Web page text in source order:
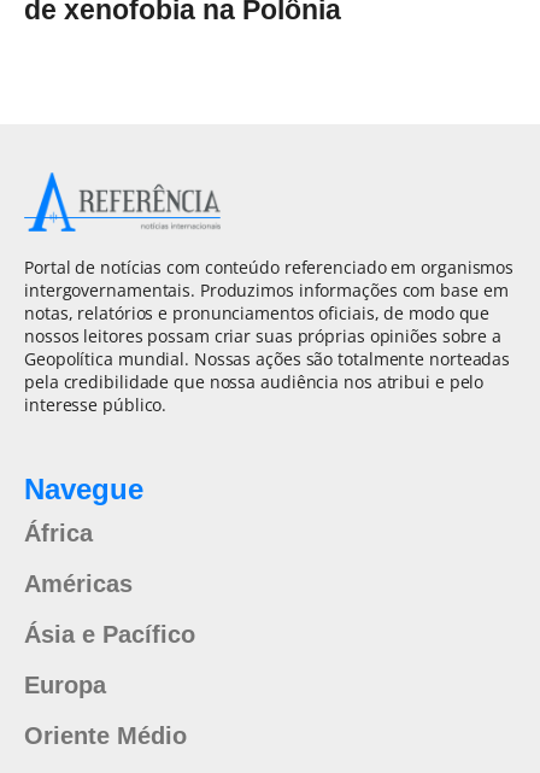
de xenofobia na Polônia
Portal de notícias com conteúdo referenciado em organismos
intergovernamentais. Produzimos informações com base em
notas, relatórios e pronunciamentos oficiais, de modo que
nossos leitores possam criar suas próprias opiniões sobre a
Geopolítica mundial. Nossas ações são totalmente norteadas
pela credibilidade que nossa audiência nos atribui e pelo
interesse público.
Navegue
África
Américas
Ásia e Pacífico
Europa
Oriente Médio